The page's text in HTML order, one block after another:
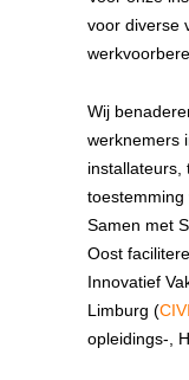
voor diverse
Wij
werknemers
installateurs,
toestemming
Samen met
Oost
Innovatief
Limburg (
opleidings-,